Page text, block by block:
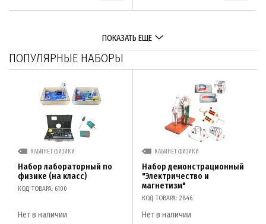
ПОКАЗАТЬ ЕЩЕ
ПОПУЛЯРНЫЕ НАБОРЫ
КАБИНЕТ ФИЗИКИ
Набор лабораторный по
физике (на класс)
КОД ТОВАРА: 6100
Нет в наличии
КАБИНЕТ ФИЗИКИ
Набор демонстрационный
"Электричество и
магнетизм"
КОД ТОВАРА: 2846
Нет в наличии